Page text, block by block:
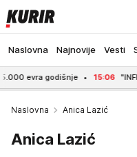
Naslovna Najnovije Vesti
godišnje 15:06 "INFLACIJA
Naslovna Anica Lazić
Anica Lazić